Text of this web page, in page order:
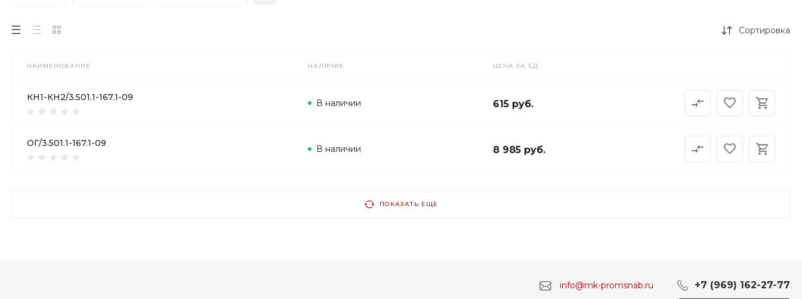
Сортировка
НАИМЕНОВАНИЕ НАЛИЧИЕ ЦЕНА ЗА ЕД.
КН1-КН2/3.501.1-167.1-09
В наличии 615 руб.
ОГ/3.501.1-167.1-09
В наличии 8 985 руб.
ПОКАЗАТЬ ЕЩЕ
info@mk-promsnab.ru +7 (969) 162-27-77